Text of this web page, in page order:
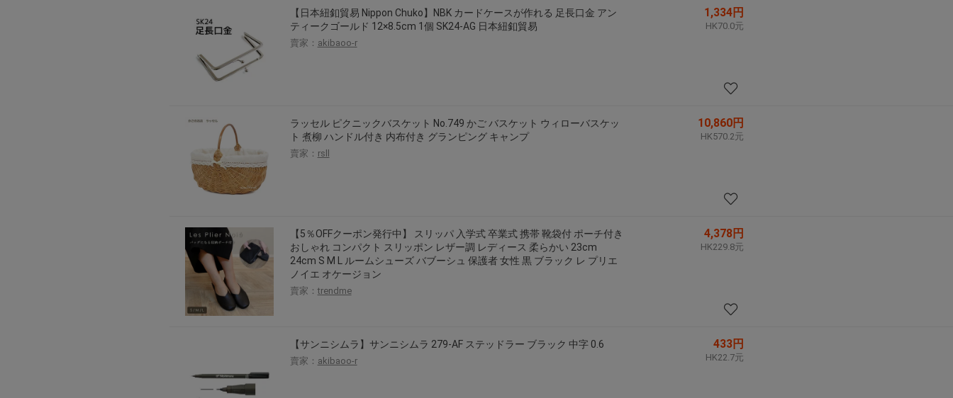
【日本紐釦貿易 Nippon Chuko】NBK カードケースが作れる 足長口金 アン
ティークゴールド 12×8.5cm 1個 SK24-AG 日本紐釦貿易
賣家： akibaoo-r
1,334円
HK70.0元
ラッセル ピクニックバスケット No.749 かご バスケット ウィローバスケッ
ト 煮柳 ハンドル付き 内布付き グランピング キャンプ
賣家： rsll
10,860円
HK570.2元
【5％OFFクーポン発行中】 スリッパ 入学式 卒業式 携帯 靴袋付 ポーチ付き
おしゃれ コンパクト スリッポン レザー調 レディース 柔らかい 23cm
24cm S M L ルームシューズ バブーシュ 保護者 女性 黒 ブラック レ プリエ
ノイエ オケージョン
賣家：trendme
4,378円
HK229.8元
【サンニシムラ】サンニシムラ 279-AF ステッドラー ブラック 中字 0.6
賣家： akibaoo-r
433円
HK22.7元